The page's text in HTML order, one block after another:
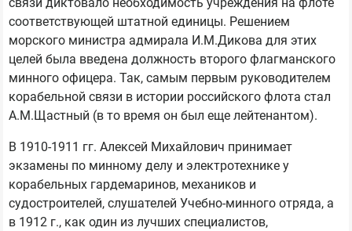
соответствующей штатной единицы. Решением
морского министра адмирала И.М.Дикова для этих
целей была введена должность второго флагманского
минного офицера. Так, самым первым руководителем
корабельной связи в истории российского флота стал
А.М.Щастный (в то время он был еще лейтенантом).
В 1910-1911 гг. Алексей Михайлович принимает
экзамены по минному делу и электротехнике у
корабельных гардемаринов, механиков и
судостроителей, слушателей Учебно-минного отряда, а
в 1912 г., как один из лучших специалистов,